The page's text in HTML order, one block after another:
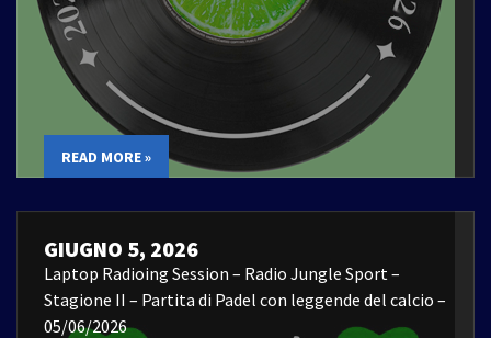
READ MORE »
GIUGNO 5, 2026
Laptop Radioing Session – Radio Jungle Sport –
Stagione II – Partita di Padel con leggende del calcio –
05/06/2026